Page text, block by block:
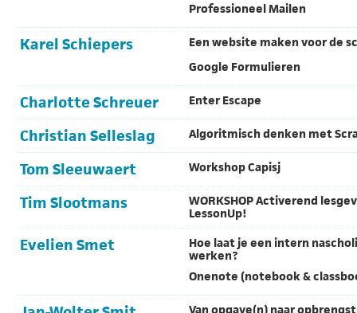
Professioneel Mailen
Karel Schiepers
Een website maken voor de
Google Formulieren
Charlotte Schreuer Enter Escape
Christian Selleslag Algoritmisch denken met
Tom Sleeuwaert Workshop Capisj
Tim Slootmans
WORKSHOP Activerend
LessonUp!
Evelien Smet
Hoe laat je een intern
werken?
Onenote (notebook &
Van opgave(n) naar opbrengst